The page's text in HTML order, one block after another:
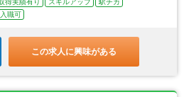
得実績有り スキルアップ
駅チカ
職可
この求人に興味がある